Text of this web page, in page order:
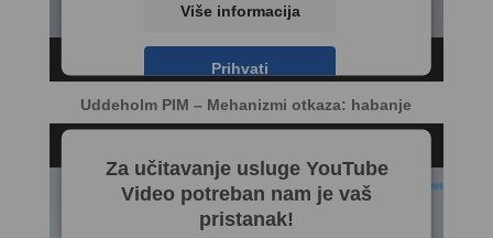
Više informacija
Prihvati
Uddeholm PIM – Mehanizmi otkaza: habanje
Za učitavanje usluge YouTube
Video potreban nam je vaš
pristanak!